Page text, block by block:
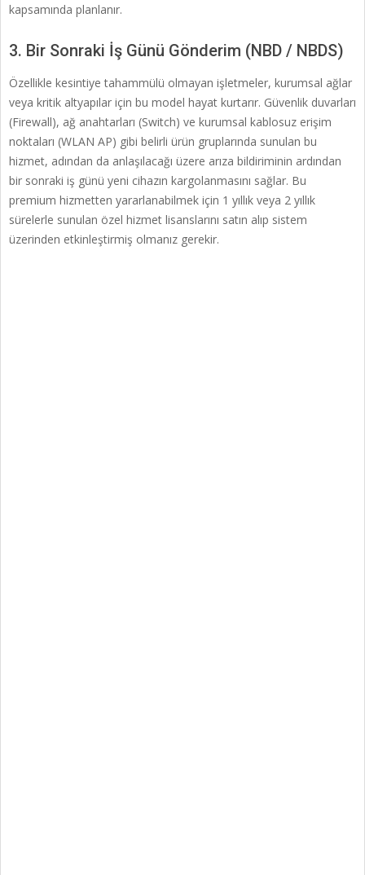
kapsamında planlanır.
3. Bir Sonraki İş Günü Gönderim (NBD / NBDS)
Özellikle kesintiye tahammülü olmayan işletmeler, kurumsal ağlar
veya kritik altyapılar için bu model hayat kurtarır. Güvenlik duvarları
(Firewall), ağ anahtarları (Switch) ve kurumsal kablosuz erişim
noktaları (WLAN AP) gibi belirli ürün gruplarında sunulan bu
hizmet, adından da anlaşılacağı üzere arıza bildiriminin ardından
bir sonraki iş günü yeni cihazın kargolanmasını sağlar. Bu
premium hizmetten yararlanabilmek için 1 yıllık veya 2 yıllık
sürelerle sunulan özel hizmet lisanslarını satın alıp sistem
üzerinden etkinleştirmiş olmanız gerekir.